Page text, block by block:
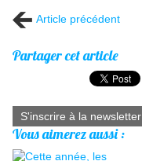
Article précédent
Partager cet article
S'inscrire à la newsletter
Vous aimerez aussi :